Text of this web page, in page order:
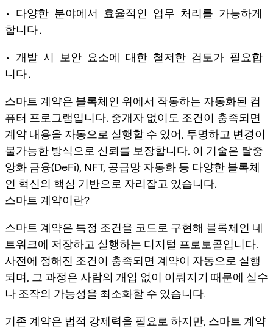
• 다양한 분야에서 효율적인 업무 처리를 가능하게
합니다.
• 개발 시 보안 요소에 대한 철저한 검토가 필요합
니다.
스마트 계약은 블록체인 위에서 작동하는 자동화된 컴
퓨터 프로그램입니다. 중개자 없이도 조건이 충족되면
계약 내용을 자동으로 실행할 수 있어, 투명하고 변경이
불가능한 방식으로 신뢰를 보장합니다. 이 기술은 탈중
앙화 금융(DeFi), NFT, 공급망 자동화 등 다양한 블록체
인 혁신의 핵심 기반으로 자리잡고 있습니다.
스마트 계약이란?
스마트 계약은 특정 조건을 코드로 구현해 블록체인 네
트워크에 저장하고 실행하는 디지털 프로토콜입니다.
사전에 정해진 조건이 충족되면 계약이 자동으로 실행
되며, 그 과정은 사람의 개입 없이 이뤄지기 때문에 실수
나 조작의 가능성을 최소화할 수 있습니다.
기존 계약은 법적 강제력을 필요로 하지만, 스마트 계약